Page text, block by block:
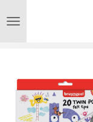
direct
hoofdinhoud